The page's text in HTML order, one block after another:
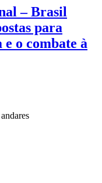
– Brasil
para
o combate à